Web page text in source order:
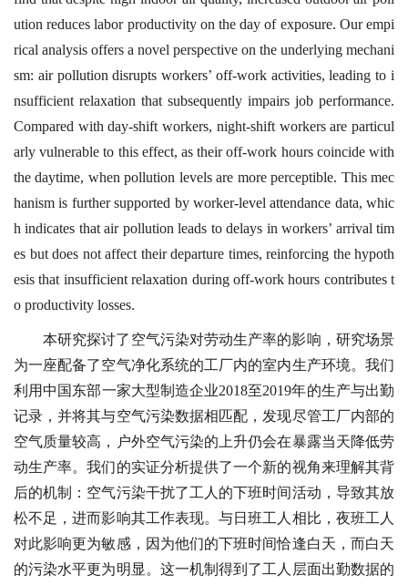
ution reduces labor productivity on the day of exposure. Our empi
rical analysis offers a novel perspective on the underlying mechani
sm: air pollution disrupts workers’ off-work activities, leading to i
nsufficient relaxation that subsequently impairs job performance.
Compared with day-shift workers, night-shift workers are particul
arly vulnerable to this effect, as their off-work hours coincide with
the daytime, when pollution levels are more perceptible. This mec
hanism is further supported by worker-level attendance data, whic
h indicates that air pollution leads to delays in workers’ arrival tim
es but does not affect their departure times, reinforcing the hypoth
esis that insufficient relaxation during off-work hours contributes t
o productivity losses.
本研究探讨了空气污染对劳动生产率的影响，研究场景
为一座配备了空气净化系统的工厂内的室内生产环境。我们
利用中国东部一家大型制造企业2018至2019年的生产与出勤
记录，并将其与空气污染数据相匹配，发现尽管工厂内部的
空气质量较高，户外空气污染的上升仍会在暴露当天降低劳
动生产率。我们的实证分析提供了一个新的视角来理解其背
后的机制：空气污染干扰了工人的下班时间活动，导致其放
松不足，进而影响其工作表现。与日班工人相比，夜班工人
对此影响更为敏感，因为他们的下班时间恰逢白天，而白天
的污染水平更为明显。这一机制得到了工人层面出勤数据的